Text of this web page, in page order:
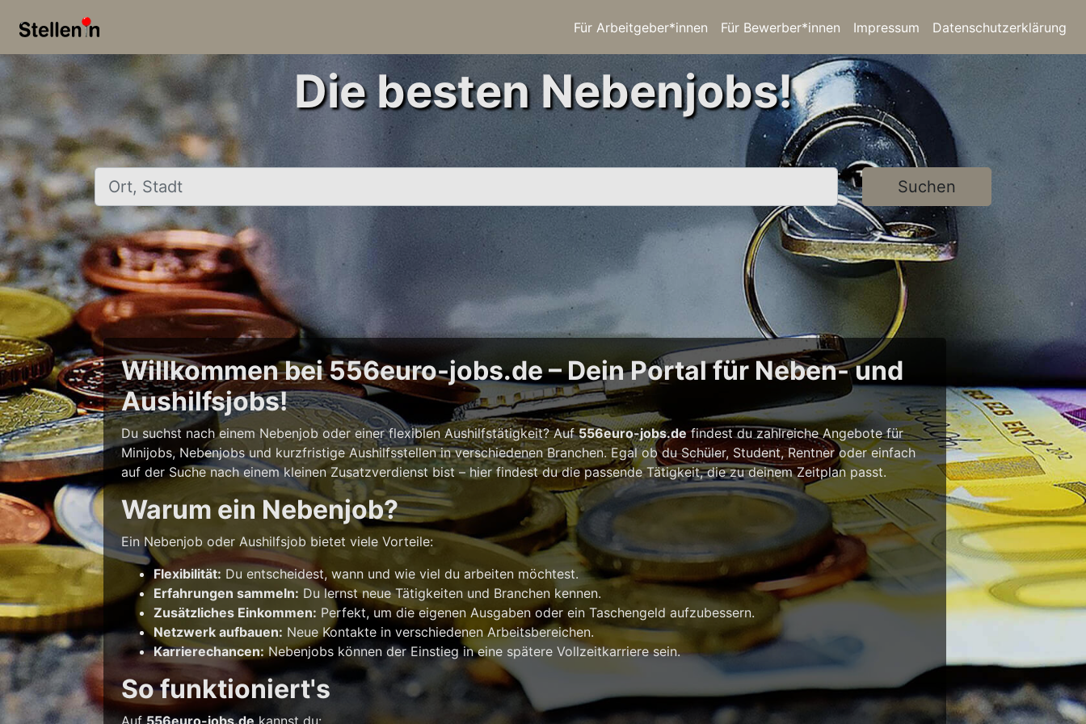
Für Arbeitgeber*innen Für Bewerber*innen Impressum Datenschutzerklärung
Die besten Nebenjobs!
Ort, Stadt Suchen
Willkommen bei 556euro-jobs.de – Dein Portal für Neben- und
Aushilfsjobs!
Du suchst nach einem Nebenjob oder einer flexiblen Aushilfstätigkeit? Auf556euro-jobs.defindest du zahlreiche Angebote für
Minijobs, Nebenjobs und kurzfristige Aushilfsstellen in verschiedenen Branchen. Egal ob du Schüler, Student, Rentner oder einfach
auf der Suche nach einem kleinen Zusatzverdienst bist – hier findest du die passende Tätigkeit, die zu deinem Zeitplan passt.
Warum ein Nebenjob?
Ein Nebenjob oder Aushilfsjob bietet viele Vorteile:
Flexibilität: Du entscheidest, wann und wie viel du arbeiten möchtest.
Erfahrungen sammeln: Du lernst neue Tätigkeiten und Branchen kennen.
Zusätzliches Einkommen: Perfekt, um die eigenen Ausgaben oder ein Taschengeld aufzubessern.
Netzwerk aufbauen: Neue Kontakte in verschiedenen Arbeitsbereichen.
Karrierechancen:Nebenjobs können der Einstieg in eine spätere Vollzeitkarriere sein.
So funktioniert's